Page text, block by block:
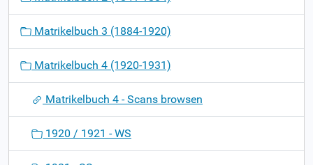
o
Matrikelbuch 3 (1884-1920)
Matrikelbuch 4 (1920-1931)
Matrikelbuch 4 - Scans browsen
1920 / 1921 - WS